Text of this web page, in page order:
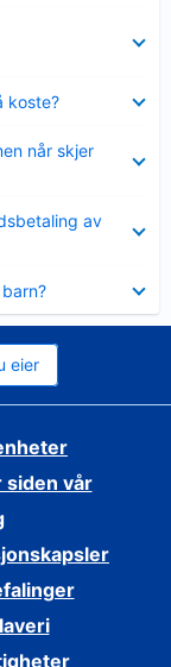
koste?
når skjer
av
eier
siden vår